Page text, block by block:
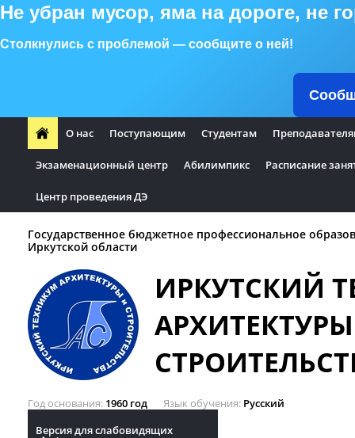
Не убран мусор, яма на дороге, не
Столкнулись с проблемой — сообщите о ней!
О нас Поступающим Студентам
Экзаменационный центр Абилимпикс Расписание
Центр проведения ДЭ
Государственное бюджетное профессиональное
Иркутской области
ИРКУТСКИЙ
Год основания 1960 год Язык обучения Русский
Версия для слабовидящих